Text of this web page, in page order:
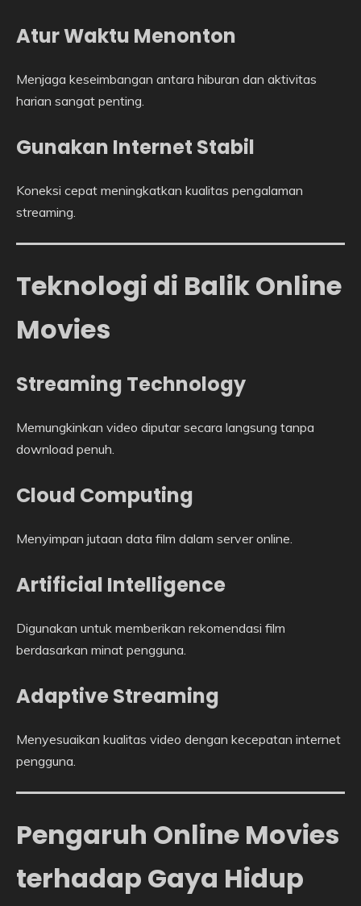
Atur Waktu Menonton
Menjaga keseimbangan antara hiburan dan aktivitas
harian sangat penting.
Gunakan Internet Stabil
Koneksi cepat meningkatkan kualitas pengalaman
streaming.
Teknologi di Balik Online
Movies
Streaming Technology
Memungkinkan video diputar secara langsung tanpa
download penuh.
Cloud Computing
Menyimpan jutaan data film dalam server online.
Artificial Intelligence
Digunakan untuk memberikan rekomendasi film
berdasarkan minat pengguna.
Adaptive Streaming
Menyesuaikan kualitas video dengan kecepatan internet
pengguna.
Pengaruh Online Movies
terhadap Gaya Hidup